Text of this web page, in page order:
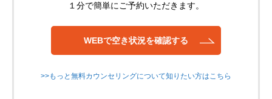
１分で簡単にご予約いただきます。
WEBで空き状況を確認する
>>もっと無料カウンセリングについて知りたい方はこちら